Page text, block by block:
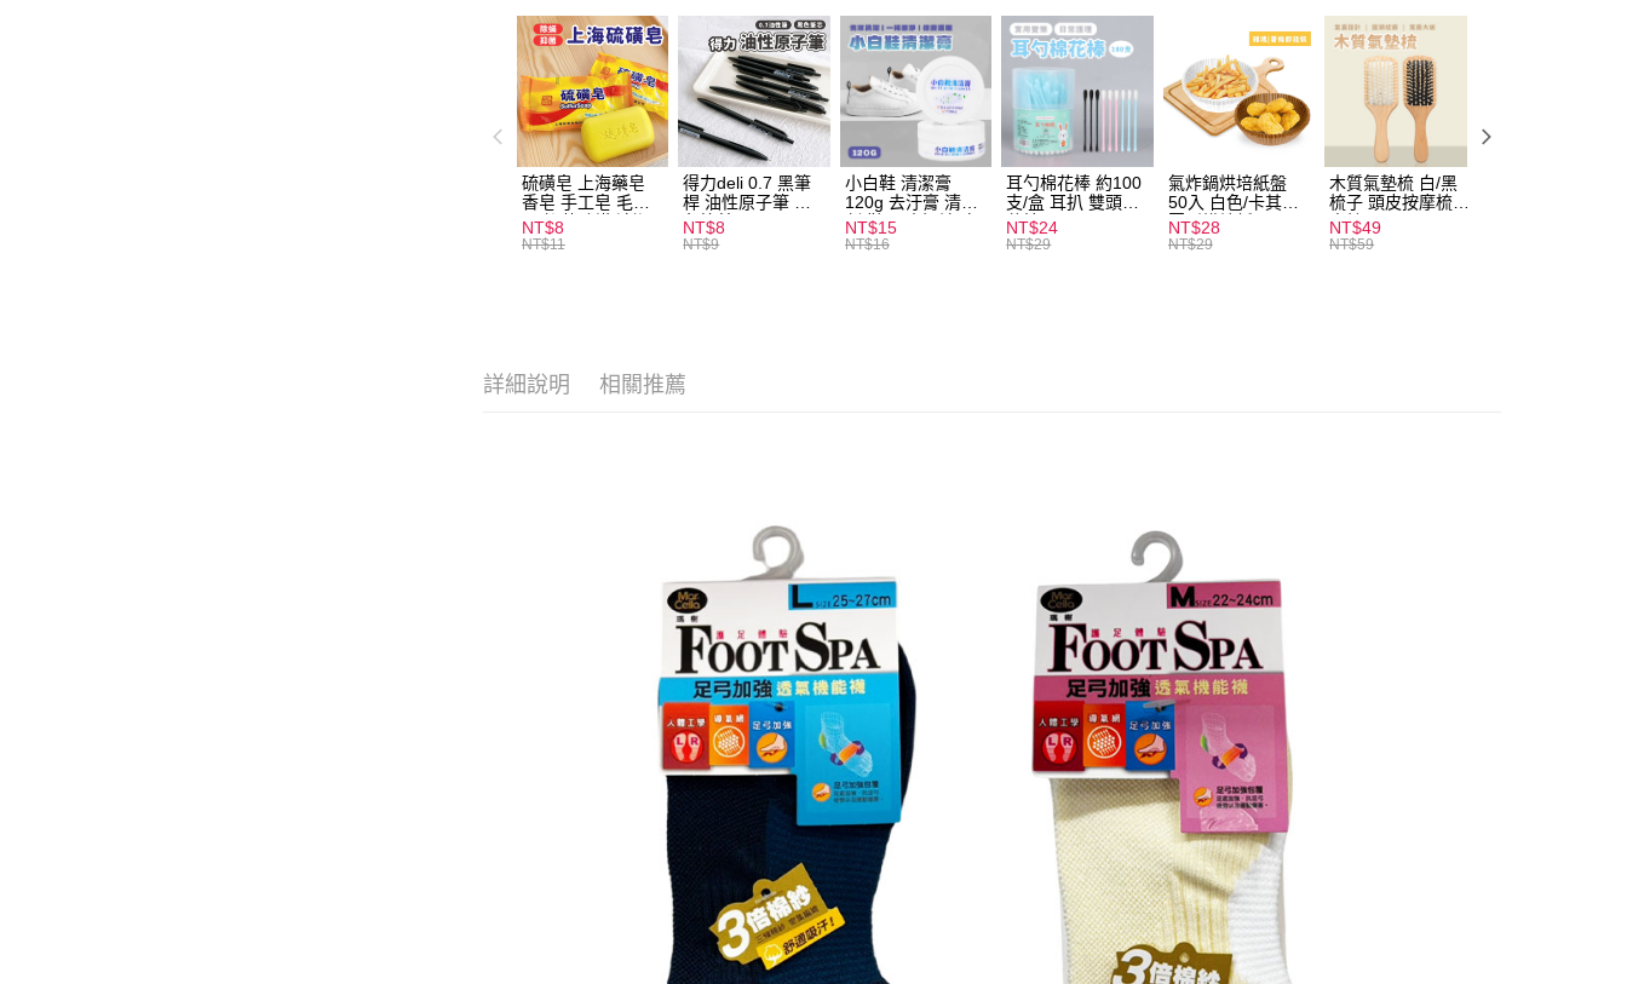
運送方式
全家取貨付款
每筆NT$60，滿NT$599(含以上)免運費
付款後全家取貨
每筆NT$60，滿NT$599(含以上)免運費
硫磺皂 上海藥皂
香皂 手工皂 毛囊
炎 抑菌除蟎 清潔
護膚 去油去痘 寵
NT$8
NT$11
得力deli 0.7 黑筆
桿 油性原子筆 黑
色筆芯 S304
NT$8
NT$9
小白鞋 清潔膏
120g 去汙膏 清潔
劑 鞋子 去汙漬 白
皮鞋 鞋油
NT$15
NT$16
耳勺棉花棒 約100
支/盒 耳扒 雙頭棉
花棒
NT$24
NT$29
氣炸鍋烘培紙盤
50入 白色/卡其色
圓形烘焙紙
NT$28
NT$29
木質氣墊梳 白/黑
梳子 頭皮按摩梳
木梳
NT$49
NT$59
詳細說明 相關推薦